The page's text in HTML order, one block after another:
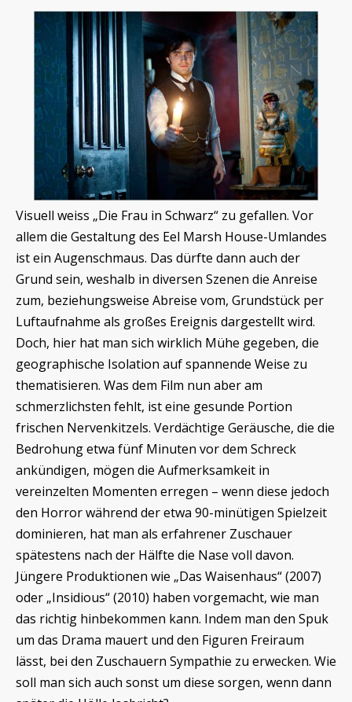
Visuell weiss „Die Frau in Schwarz“ zu gefallen. Vor
allem die Gestaltung des Eel Marsh House-Umlandes
ist ein Augenschmaus. Das dürfte dann auch der
Grund sein, weshalb in diversen Szenen die Anreise
zum, beziehungsweise Abreise vom, Grundstück per
Luftaufnahme als großes Ereignis dargestellt wird.
Doch, hier hat man sich wirklich Mühe gegeben, die
geographische Isolation auf spannende Weise zu
thematisieren. Was dem Film nun aber am
schmerzlichsten fehlt, ist eine gesunde Portion
frischen Nervenkitzels. Verdächtige Geräusche, die die
Bedrohung etwa fünf Minuten vor dem Schreck
ankündigen, mögen die Aufmerksamkeit in
vereinzelten Momenten erregen – wenn diese jedoch
den Horror während der etwa 90-minütigen Spielzeit
dominieren, hat man als erfahrener Zuschauer
spätestens nach der Hälfte die Nase voll davon.
Jüngere Produktionen wie „Das Waisenhaus“ (2007)
oder „Insidious“ (2010) haben vorgemacht, wie man
das richtig hinbekommen kann. Indem man den Spuk
um das Drama mauert und den Figuren Freiraum
lässt, bei den Zuschauern Sympathie zu erwecken. Wie
soll man sich auch sonst um diese sorgen, wenn dann